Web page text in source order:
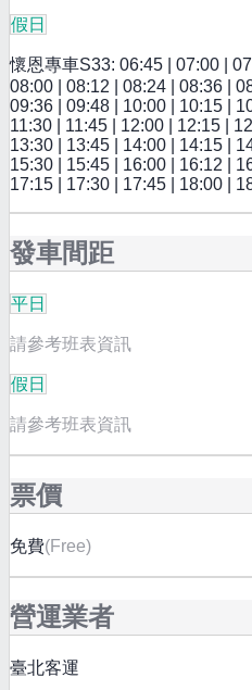
假日
懷恩專車S33: 06:45 | 07:00 |
08:00 | 08:12 | 08:24 | 08:36 |
09:36 | 09:48 | 10:00 | 10:15 |
11:30 | 11:45 | 12:00 | 12:15 |
13:30 | 13:45 | 14:00 | 14:15 |
15:30 | 15:45 | 16:00 | 16:12 |
17:15 | 17:30 | 17:45 | 18:00 |
發車間距
平日
請參考班表資訊
假日
請參考班表資訊
票價
免費(Free)
營運業者
臺北客運